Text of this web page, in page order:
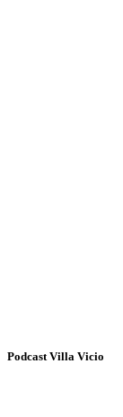
Podcast Villa Vicio